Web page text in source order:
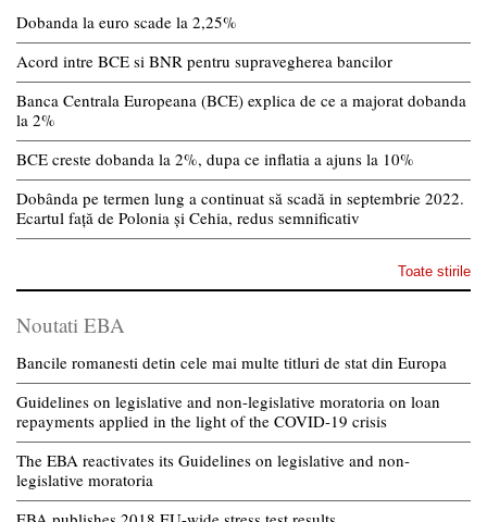
Dobanda la euro scade la 2,25%
Acord intre BCE si BNR pentru supravegherea bancilor
Banca Centrala Europeana (BCE) explica de ce a majorat dobanda
la 2%
BCE creste dobanda la 2%, dupa ce inflatia a ajuns la 10%
Dobânda pe termen lung a continuat să scadă in septembrie 2022.
Ecartul față de Polonia și Cehia, redus semnificativ
Toate stirile
Noutati EBA
Bancile romanesti detin cele mai multe titluri de stat din Europa
Guidelines on legislative and non-legislative moratoria on loan
repayments applied in the light of the COVID-19 crisis
The EBA reactivates its Guidelines on legislative and non-
legislative moratoria